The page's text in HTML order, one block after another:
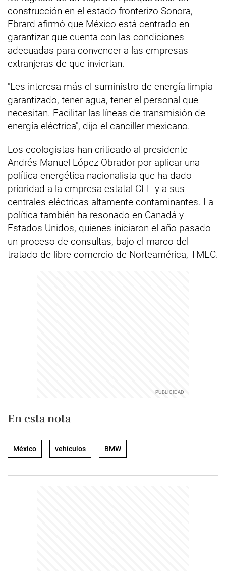
construcción en el estado fronterizo Sonora,
Ebrard afirmó que México está centrado en
garantizar que cuenta con las condiciones
adecuadas para convencer a las empresas
extranjeras de que inviertan.
"Les interesa más el suministro de energía limpia
garantizado, tener agua, tener el personal que
necesitan. Facilitar las líneas de transmisión de
energía eléctrica", dijo el canciller mexicano.
Los ecologistas han criticado al presidente
Andrés Manuel López Obrador por aplicar una
política energética nacionalista que ha dado
prioridad a la empresa estatal CFE y a sus
centrales eléctricas altamente contaminantes. La
política también ha resonado en Canadá y
Estados Unidos, quienes iniciaron el año pasado
un proceso de consultas, bajo el marco del
tratado de libre comercio de Norteamérica, TMEC.
En esta nota
México vehículos BMW